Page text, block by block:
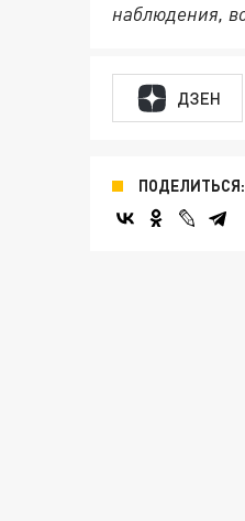
наблюдения,
ДЗЕН
ПОДЕЛИТЬСЯ: